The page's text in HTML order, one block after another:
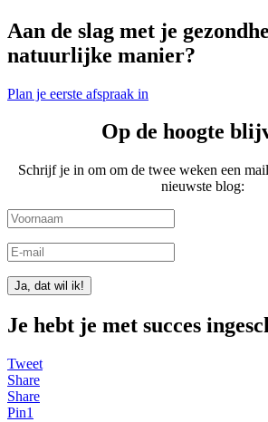
Aan de slag met je
natuurlijke manier?
Plan je eerste afspraak in
Op de hoogte
Schrijf je in om om de twee weken een
nieuwste blog:
Ja, dat wil ik!
Je hebt je met succes
Tweet
Share
Share
Pin1